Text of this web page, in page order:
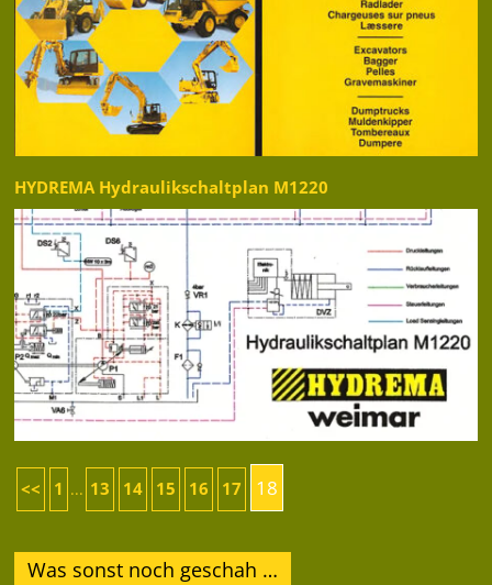
HYDREMA Hydraulikschaltplan M1220
<< 1 ... 13 14 15 16 17 18
Was sonst noch geschah …